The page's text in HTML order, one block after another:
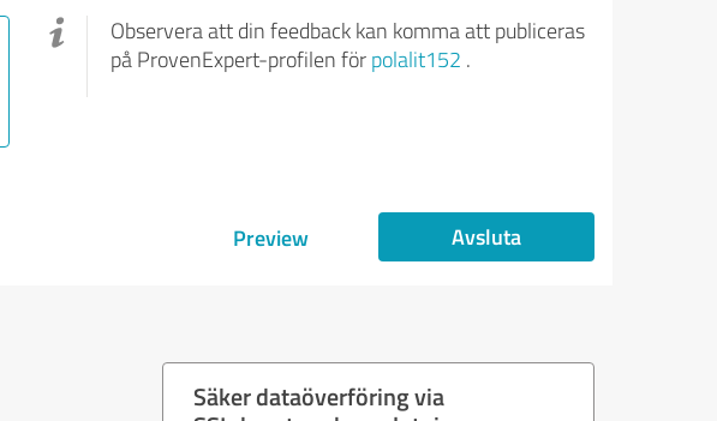
Observera att din feedback kan komma att publiceras
på ProvenExpert-profilen för polalit152 .
Preview Avsluta
Säker dataöverföring via